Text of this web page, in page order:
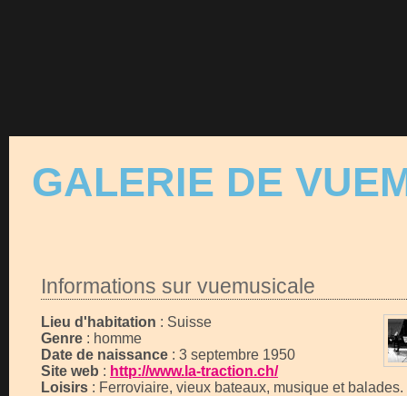
GALERIE DE
Informations sur vuemusicale
Lieu d'habitation : Suisse
Genre : homme
Date de naissance : 3 septembre 1950
Site web : http://www.la-traction.ch/
Loisirs : Ferroviaire, vieux bateaux, musique et balades.